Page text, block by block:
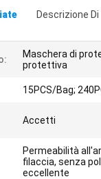
Descrizione
Maschera di
protettiva
15PCS/Bag;
Accetti
Permeabilità
filaccia, senza
eccellente